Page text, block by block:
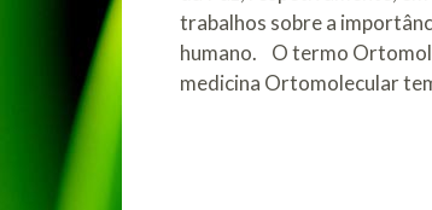
trabalhos sobre a
humano. O termo
medicina Ortomolecular